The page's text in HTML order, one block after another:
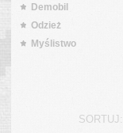
Demobil
Odzież
Myślistwo
SORTUJ: